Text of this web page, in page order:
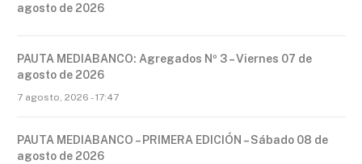
agosto de 2026
PAUTA MEDIABANCO: Agregados Nº 3 – Viernes 07 de
agosto de 2026
7 agosto, 2026 - 17:47
PAUTA MEDIABANCO – PRIMERA EDICIÓN – Sábado 08 de
agosto de 2026